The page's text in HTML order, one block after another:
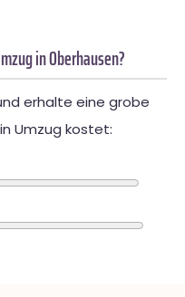
in Oberhausen?
erhalte eine grobe
Umzug kostet: